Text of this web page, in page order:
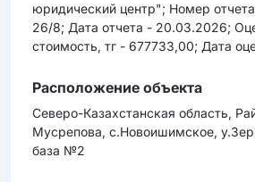
юридический центр"; Номер
26/8; Дата отчета - 20.03.2026;
cтоимоcть, тг - 677733,00; Дата
Расположение объекта
Северо-Казахстанская область,
Мусрепова, с.Новоишимское,
база №2